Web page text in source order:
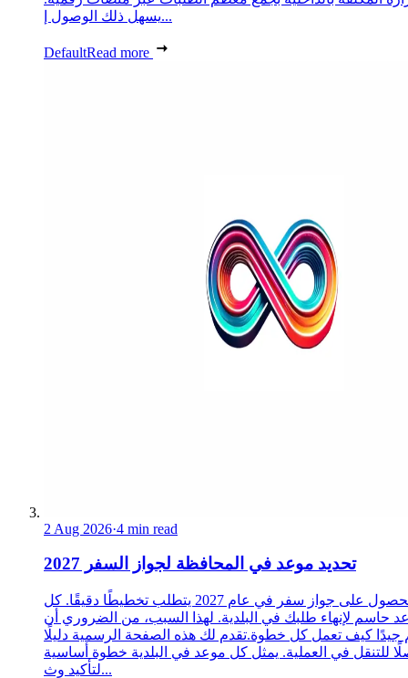
يسهل ذلك الوصول إ...
DefaultRead more
2 Aug 2026·4 min read
تحديد موعد في المحافظة لجواز السفر 2027
الحصول على جواز سفر في عام 2027 يتطلب تخطيطًا دقيقًا. كل
حاسم لإنهاء طلبك في البلدية. لهذا السبب، من الضروري أن
جيدًا كيف تعمل كل خطوة.تقدم لك هذه الصفحة الرسمية دليلًا
للتنقل في العملية. يمثل كل موعد في البلدية خطوة أساسية
لتأكيد وث...